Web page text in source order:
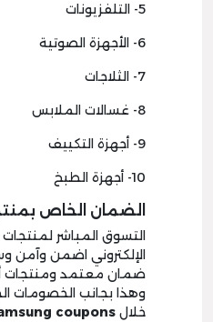
5- التلفزيونات
6- الأجهزة الصوتية
7- الثلاجات
8- غسالات الملابس
9- أجهزة التكييف
10- أجهزة الطبخ
الضمان الخاص
التسوق المباشر
الإلكتروني اضمن وآمن
ضمان معتمد ومنتجات
وهذا بجانب الخصومات
خلال coupons